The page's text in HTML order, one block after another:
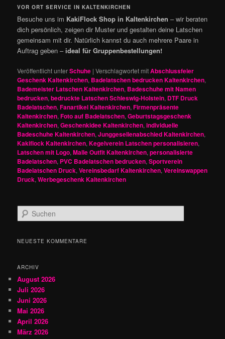
VOR ORT SERVICE IN KALTENKIRCHEN
Besuche uns im KakiFlock Shop in Kaltenkirchen – wir beraten
dich persönlich, zeigen dir Muster und gestalten deine Latschen
gemeinsam mit dir. Natürlich kannst du auch mehrere Paare in
Auftrag geben – ideal für Gruppenbestellungen!
Veröffentlicht unterSchuhe |Verschlagwortet mitAbschlussfeier
Geschenk Kaltenkirchen, Badelatschen bedrucken Kaltenkirchen,
Bademeister Latschen Kaltenkirchen, Badeschuhe mit Namen
bedrucken,bedruckte Latschen Schleswig-Holstein, DTF Druck
Badelatschen,Fanartikel Kaltenkirchen,Firmenpräsente
Kaltenkirchen,Foto auf Badelatschen,Geburtstagsgeschenk
Kaltenkirchen,Geschenkidee Kaltenkirchen,individuelle
Badeschuhe Kaltenkirchen,Junggesellenabschied Kaltenkirchen,
Kakiflock Kaltenkirchen,Kegelverein Latschen personalisieren,
Latschen mit Logo,Malle Outfit Kaltenkirchen,personalisierte
Badelatschen, PVC Badelatschen bedrucken,Sportverein
Badelatschen Druck,Vereinsbedarf Kaltenkirchen,Vereinswappen
Druck,Werbegeschenk Kaltenkirchen
u
h
NEUESTE KOMMENTARE
ARCHIV
August 2026
Juli 2026
Juni 2026
Mai 2026
April 2026
März 2026